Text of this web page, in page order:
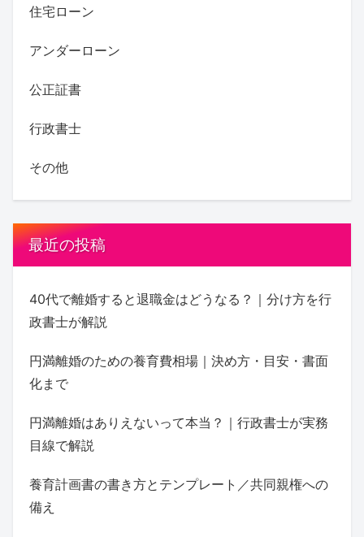
住宅ローン
アンダーローン
公正証書
行政書士
その他
最近の投稿
40代で離婚すると退職金はどうなる？｜分け方を行
政書士が解説
円満離婚のための養育費相場｜決め方・目安・書面
化まで
円満離婚はありえないって本当？｜行政書士が実務
目線で解説
養育計画書の書き方とテンプレート／共同親権への
備え